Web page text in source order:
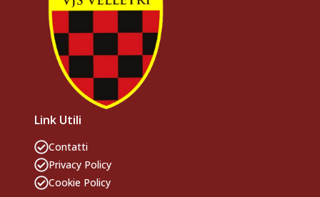
Link Utili
Contatti
Privacy Policy
Cookie Policy